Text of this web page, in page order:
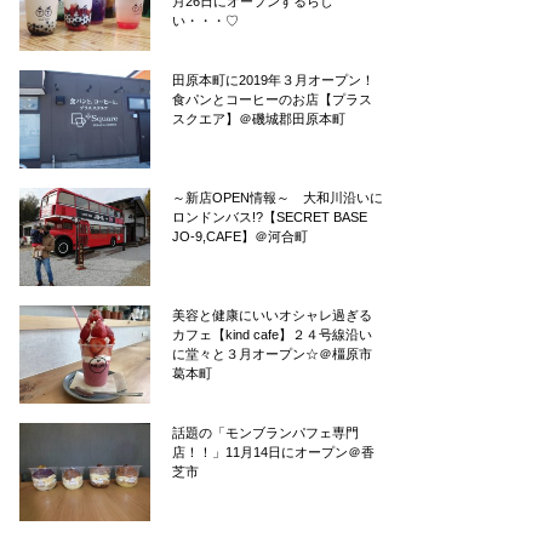
い・・・♡
田原本町に2019年３月オープン！
食パンとコーヒーのお店【プラス
スクエア】＠磯城郡田原本町
～新店OPEN情報～ 大和川沿いに
ロンドンバス!?【SECRET BASE
JO-9,CAFE】＠河合町
美容と健康にいいオシャレ過ぎる
カフェ【kind cafe】２４号線沿い
に堂々と３月オープン☆＠橿原市
葛本町
話題の「モンブランパフェ専門
店！！」11月14日にオープン＠香
芝市